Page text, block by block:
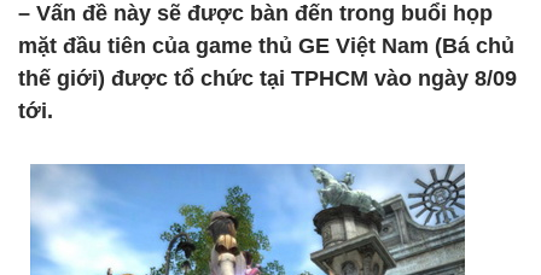
– Vấn đề này sẽ được bàn đến trong buổi họp
mặt đầu tiên của game thủ GE Việt Nam (Bá chủ
thế giới) được tổ chức tại TPHCM vào ngày 8/09
tới.